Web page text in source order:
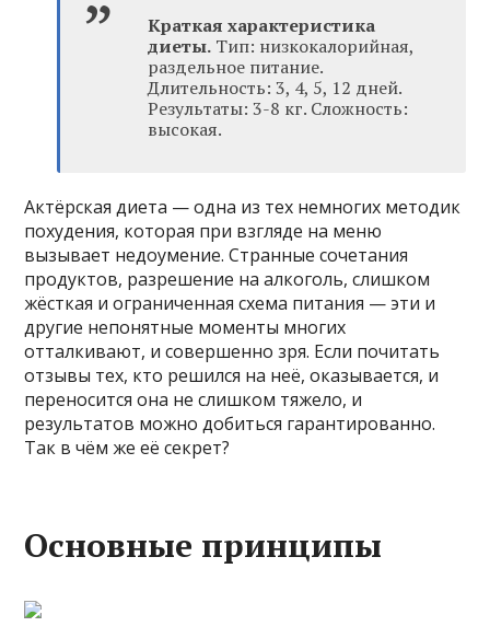
Краткая характеристика
диеты. Тип: низкокалорийная,
раздельное питание.
Длительность: 3, 4, 5, 12 дней.
Результаты: 3-8 кг. Сложность:
высокая.
Актёрская диета — одна из тех немногих методик
похудения, которая при взгляде на меню
вызывает недоумение. Странные сочетания
продуктов, разрешение на алкоголь, слишком
жёсткая и ограниченная схема питания — эти и
другие непонятные моменты многих
отталкивают, и совершенно зря. Если почитать
отзывы тех, кто решился на неё, оказывается, и
переносится она не слишком тяжело, и
результатов можно добиться гарантированно.
Так в чём же её секрет?
Основные принципы